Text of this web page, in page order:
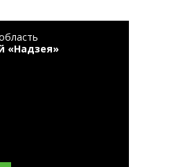
«Надзея»